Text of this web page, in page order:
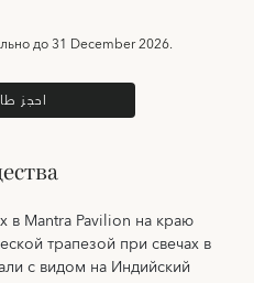
до31 December 2026.
احجز
в Mantra Pavilion на краю
трапезой при свечах в
с видом на Индийский